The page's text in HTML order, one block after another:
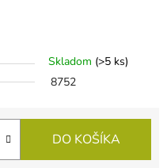
Skladom (>5 ks)
8752
DO KOŠÍKA